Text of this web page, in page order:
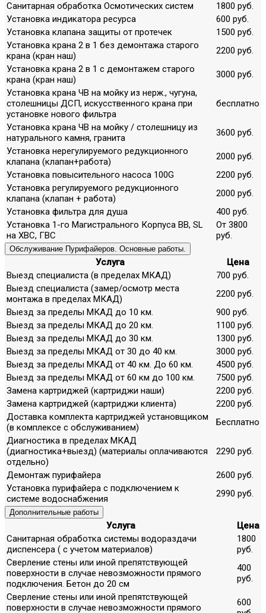
Санитарная обработка Осмотических систем
1800 руб.
Установка индикатора ресурса
600 руб.
Установка клапана защиты от протечек
1500 руб.
Установка крана 2 в 1 без демонтажа старого
крана (кран наш)
2200 руб.
Установка крана 2 в 1 с демонтажем старого
крана (кран наш)
3000 руб.
Установка крана ЧВ на мойку из нерж., чугуна,
столешницы ДСП, искусственного крана при
установке нового фильтра
бесплатно
Установка крана ЧВ на мойку / столешницу из
натурального камня, гранита
3600 руб.
Установка нерегулируемого редукционного
клапана (клапан+работа)
2000 руб.
Установка повысительного насоса 100G
2200 руб.
Установка регулируемого редукционного
клапана (клапан + работа)
2000 руб.
Установка фильтра для душа
400 руб.
Установка 1-го Магистрального Корпуса ВВ, SL
на ХВС, ГВС
От 3800
руб.
Обслуживание Пурифайеров. Основные работы.
Услуга
Цена
Выезд специалиста (в пределах МКАД)
700 руб.
Выезд специалиста (замер/осмотр места
монтажа в пределах МКАД)
2200 руб.
Выезд за пределы МКАД до 10 км.
900 руб.
Выезд за пределы МКАД до 20 км.
1100 руб.
Выезд за пределы МКАД до 30 км.
1300 руб.
Выезд за пределы МКАД от 30 до 40 км.
3000 руб.
Выезд за пределы МКАД от 40 км. До 60 км.
4500 руб.
Выезд за пределы МКАД от 60 км до 100 км.
7500 руб.
Замена картриджей (картриджи наши)
2200 руб.
Замена картриджей (картриджи клиента)
2200 руб.
Доставка комплекта картриджей установщиком
(в комплексе с обслуживанием)
Бесплатно
Диагностика в пределах МКАД
(диагностика+выезд) (материалы оплачиваются
отдельно)
2290 руб.
Демонтаж пурифайера
2600 руб.
Установка пурифайера с подключением к
системе водоснабжения
2990 руб.
Дополнительные работы
Услуга
Цена
Санитарная обработка системы водораздачи
диспенсера ( с учетом материалов)
1800
руб.
Сверление стены или иной препятствующей
поверхности в случае невозможности прямого
подключения. Бетон до 20 см
400
руб.
Сверление стены или иной препятствующей
поверхности в случае невозможности прямого
600